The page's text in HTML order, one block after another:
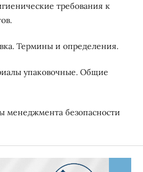
требования к
Термины и определения.
упаковочные. Общие
менеджмента безопасности